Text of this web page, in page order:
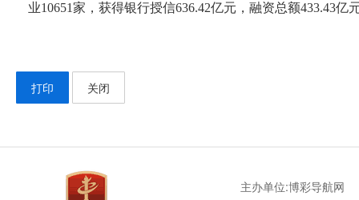
业10651家，获得银行授信636.42亿元，融资总额433.43亿
打印 关闭
主办单位:博彩导航网